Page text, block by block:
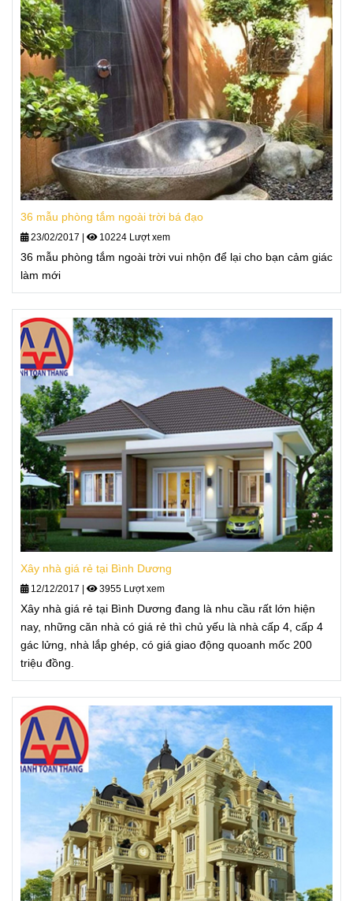
36 mẫu phòng tắm ngoài trời bá đạo
23/02/2017 | 10224 Lượt xem
36 mẫu phòng tắm ngoài trời vui nhộn để lại cho bạn cảm giác
làm mới
Xây nhà giá rẻ tại Bình Dương
12/12/2017 | 3955 Lượt xem
Xây nhà giá rẻ tại Bình Dương đang là nhu cầu rất lớn hiện
nay, những căn nhà có giá rẻ thì chủ yếu là nhà cấp 4, cấp 4
gác lửng, nhà lắp ghép, có giá giao động quoanh mốc 200
triệu đồng.